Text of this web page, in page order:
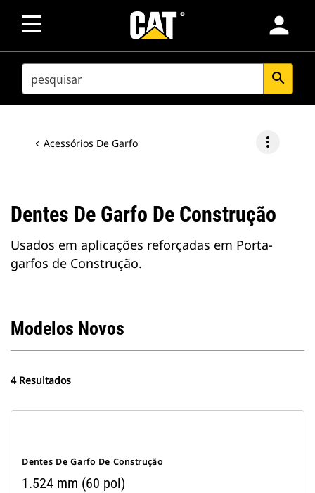
person
SEARCH search
Acessórios De Garfo more_vert
Dentes De Garfo De Construção
Usados em aplicações reforçadas em Porta-
garfos de Construção.
Modelos Novos
4 Resultados
Dentes De Garfo De Construção
1.524 mm (60 pol)